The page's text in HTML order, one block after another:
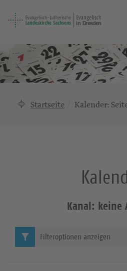
Startseite Kalender:
Kanal: keine
Filteroptionen anzeigen